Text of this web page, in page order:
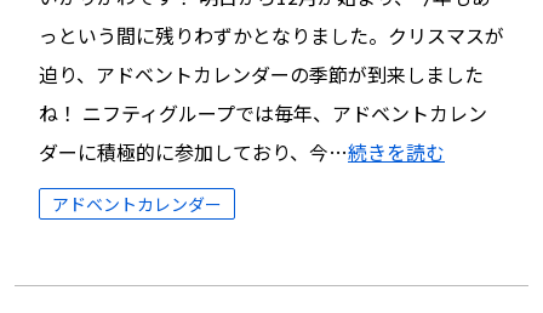
っという間に残りわずかとなりました。クリスマスが
迫り、アドベントカレンダーの季節が到来しました
ね！ ニフティグループでは毎年、アドベントカレン
ダーに積極的に参加しており、今…続きを読む
アドベントカレンダー